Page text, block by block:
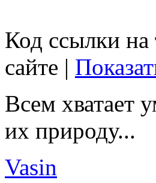
Код ссылки на
сайте |
Всем хватает
их природу...
Vasin